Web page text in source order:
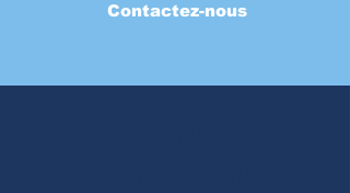
Contactez-nous